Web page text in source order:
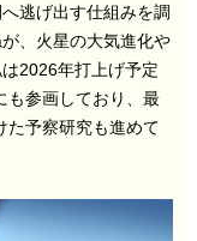
逃げ出す仕組みを調
、火星の大気進化や
2026年打上げ予定
も参画しており、最
た予察研究も進めて